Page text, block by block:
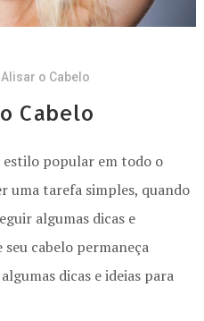
o Cabelo
Cabelo
popular em todo o
uma tarefa simples, quando
algumas dicas e
cabelo permaneça
dicas e ideias para